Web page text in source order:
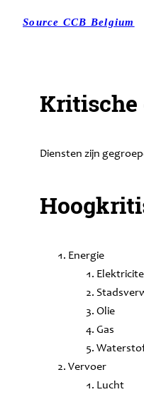
Source CCB Belgium
Kritische
Diensten zijn
Energie
Olie
Gas
Vervoer
Lucht